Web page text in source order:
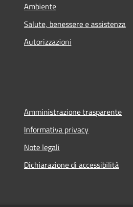
Ambiente
Salute, benessere e assistenza
Autorizzazioni
Amministrazione trasparente
Informativa privacy
Note legali
Dichiarazione di accessibilità